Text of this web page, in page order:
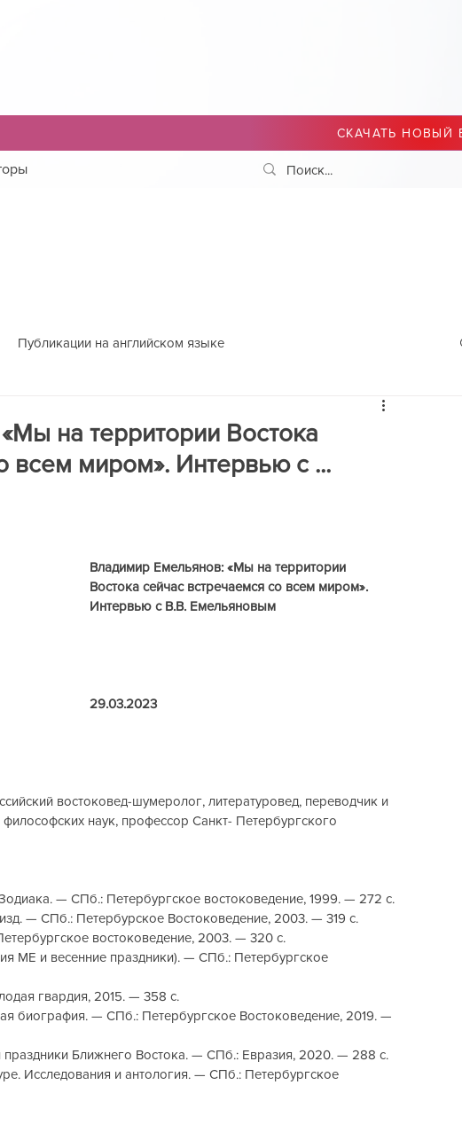
СКАЧАТЬ НОВЫЙ
Публикации на английском языке
на территории Востока
всем миром». Интервью с ...
Владимир Емельянов: «Мы на территории
Востока сейчас встречаемся со всем миром».
Интервью с В.В. Емельяновым
29.03.2023
востоковед-шумеролог, литературовед, переводчик и
философских наук, профессор Санкт- Петербургского
— СПб.: Петербургское востоковедение, 1999. — 272 с.
— СПб.: Петербурское Востоковедение, 2003. — 319 с.
востоковедение, 2003. — 320 с.
МЕ и весенние праздники). — СПб.: Петербургское
гвардия, 2015. — 358 с.
биография. — СПб.: Петербургское Востоковедение, 2019. —
Ближнего Востока. — СПб.: Евразия, 2020. — 288 с.
Исследования и антология. — СПб.: Петербургское